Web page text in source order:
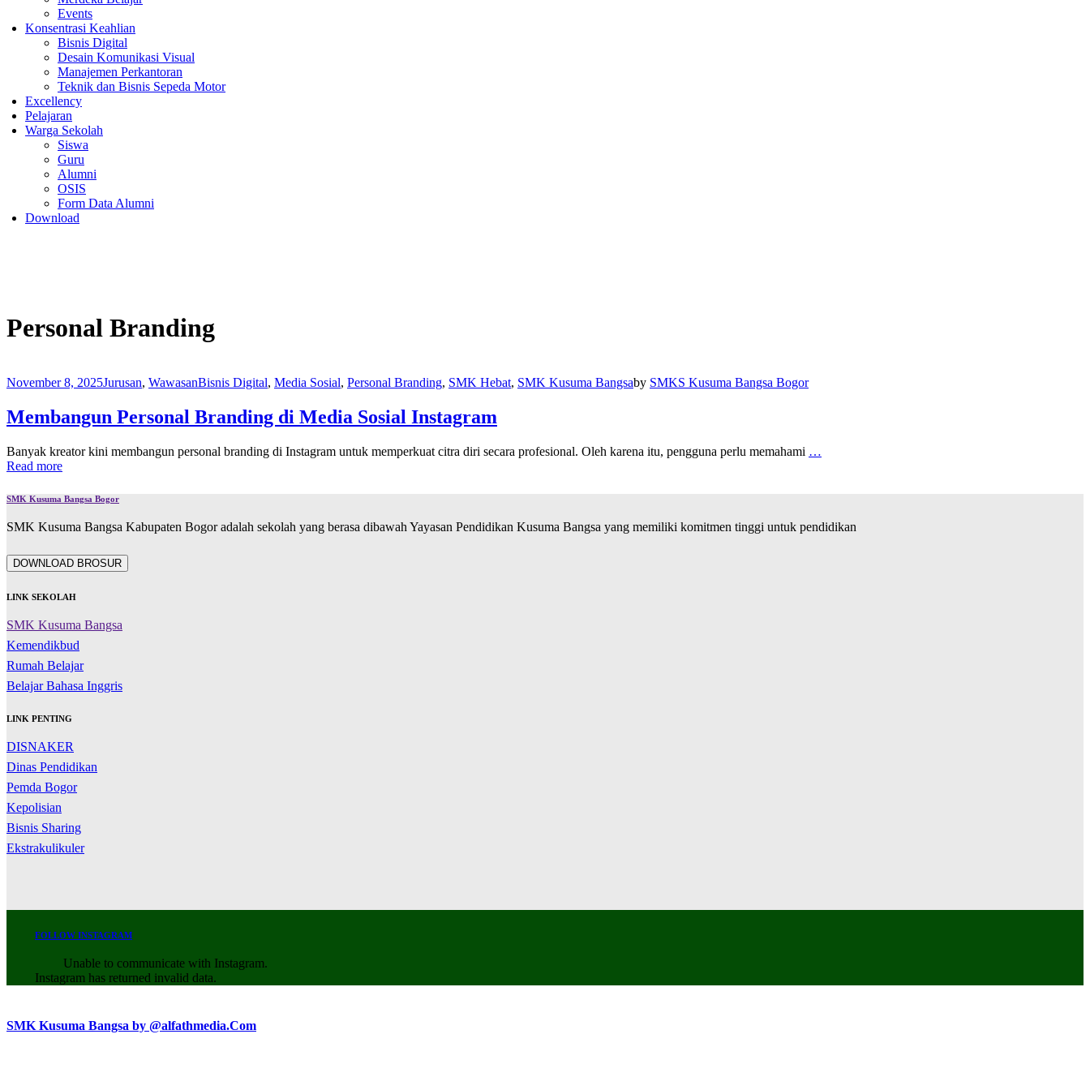
Events
Konsentrasi Keahlian
Bisnis Digital
Desain Komunikasi Visual
Manajemen Perkantoran
Teknik dan Bisnis Sepeda Motor
Excellency
Pelajaran
Warga Sekolah
Siswa
Guru
Alumni
OSIS
Form Data Alumni
Download
Personal Branding
November 8, 2025Jurusan, WawasanBisnis Digital, Media Sosial, Personal Branding, SMK Hebat, SMK Kusuma Bangsaby SMKS Kusuma Bangsa Bogor
Membangun Personal Branding di Media Sosial Instagram
Banyak kreator kini membangun personal branding di Instagram untuk memperkuat citra diri secara profesional. Oleh karena itu, pengguna perlu memahami …
Read more
SMK Kusuma Bangsa Bogor
SMK Kusuma Bangsa Kabupaten Bogor adalah sekolah yang berasa dibawah Yayasan Pendidikan Kusuma Bangsa yang memiliki komitmen tinggi untuk pendidikan
DOWNLOAD BROSUR
LINK SEKOLAH
SMK Kusuma Bangsa
Kemendikbud
Rumah Belajar
Belajar Bahasa Inggris
LINK PENTING
DISNAKER
Dinas Pendidikan
Pemda Bogor
Kepolisian
Bisnis Sharing
Ekstrakulikuler
FOLLOW INSTAGRAM
Unable to communicate with Instagram.
Instagram has returned invalid data.
SMK Kusuma Bangsa by @alfathmedia.Com